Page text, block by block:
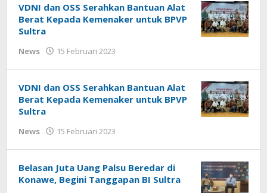
VDNI dan OSS Serahkan Bantuan Alat
Berat Kepada Kemenaker untuk BPVP
Sultra
News 15 Februari 2023
Kabar
VDNI dan OSS Serahkan Bantuan Alat
Berat Kepada Kemenaker untuk BPVP
Sultra
News 15 Februari 2023
Kabar
Belasan Juta Uang Palsu Beredar di
Konawe, Begini Tanggapan BI Sultra